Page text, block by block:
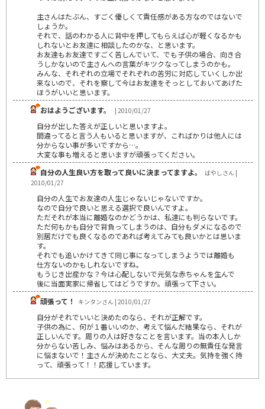
主さんはたぶん、すごく優しくて責任感がある方なのではないで
しょうか。
それで、話のわかる人に背中を押してもらえば心が軽くなるかも
しれないとお友達に相談したのかな、と思います。
お友達もお友達ですごく苦しんでいて、でも子供の場合、向き合
うしかないので主さんへの言葉がキツクなってしまうのかも。
みんな、それぞれの立場でそれぞれの苦労に対応していくしか出
来ないので、それを察して今はお友達をそっとしておいてあげた
ほうがいいと思います。
おはようございます。
| 2010/01/27
自分が出した答えが正しいと思いますよ。
間違ってると言う人もいると思いますが、こればかりは他人には
分からない事が多いですから…。
大変な事も増えると思いますが頑張ってください。
自分の人生良い方を取って良いに決まってますよ。
ばやしさん |
2010/01/27
自分の人生でお友達の人生じゃないじゃないですか。
なので自分で良いと思える選択で良いんですよ。
ただそれが本当に離婚なのかどうかは、私達にも判らないです。
ただ何もかも自分で背負ってしまうのは、自分もダメになるので
別居だけでも良くなるのであれば考えてみても良いかとは思いま
す。
それでも追いかけてきて同じ事になってしまうようでは離婚も
仕方ないのかもしれないですね。
もうじき出産かな？今は心配しないで元気な赤ちゃんを生んで
後に当面実家に帰省してはどうですか。頑張って下さい。
頑張って！
キンタンさん | 2010/01/27
自分がそれでいいと決めたのなら、それが正解です。
子供の為に、何が１番いいのか、考えて悩んだ結果なら、それが
正しいんです。周りの人は好きなことを言います。当の本人しか
分からない苦しみ、悩みはあるから、そんな周りの無責任な発言
に悩まないで！主さんが決めたことなら、大丈夫。気持を強く持
って、頑張って！！応援しています。